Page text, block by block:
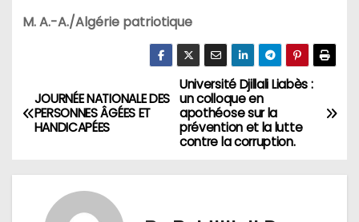
M. A.-A./Algérie patriotique
N
a
Université Djillali Liabès :
un colloque en
apothéose sur la
prévention et la lutte
contre la corruption.
JOURNÉE NATIONALE DES
PERSONNES ÂGÉES ET
HANDICAPÉES